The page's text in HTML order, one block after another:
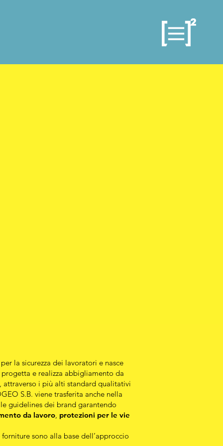
la sicurezza dei lavoratori e nasce
e realizza abbigliamento da
attraverso i più alti standard qualitativi
S.B. viene trasferita anche nella
guidelines dei brand garantendo
da lavoro, protezioni per le vie
sono alla base dell’approccio